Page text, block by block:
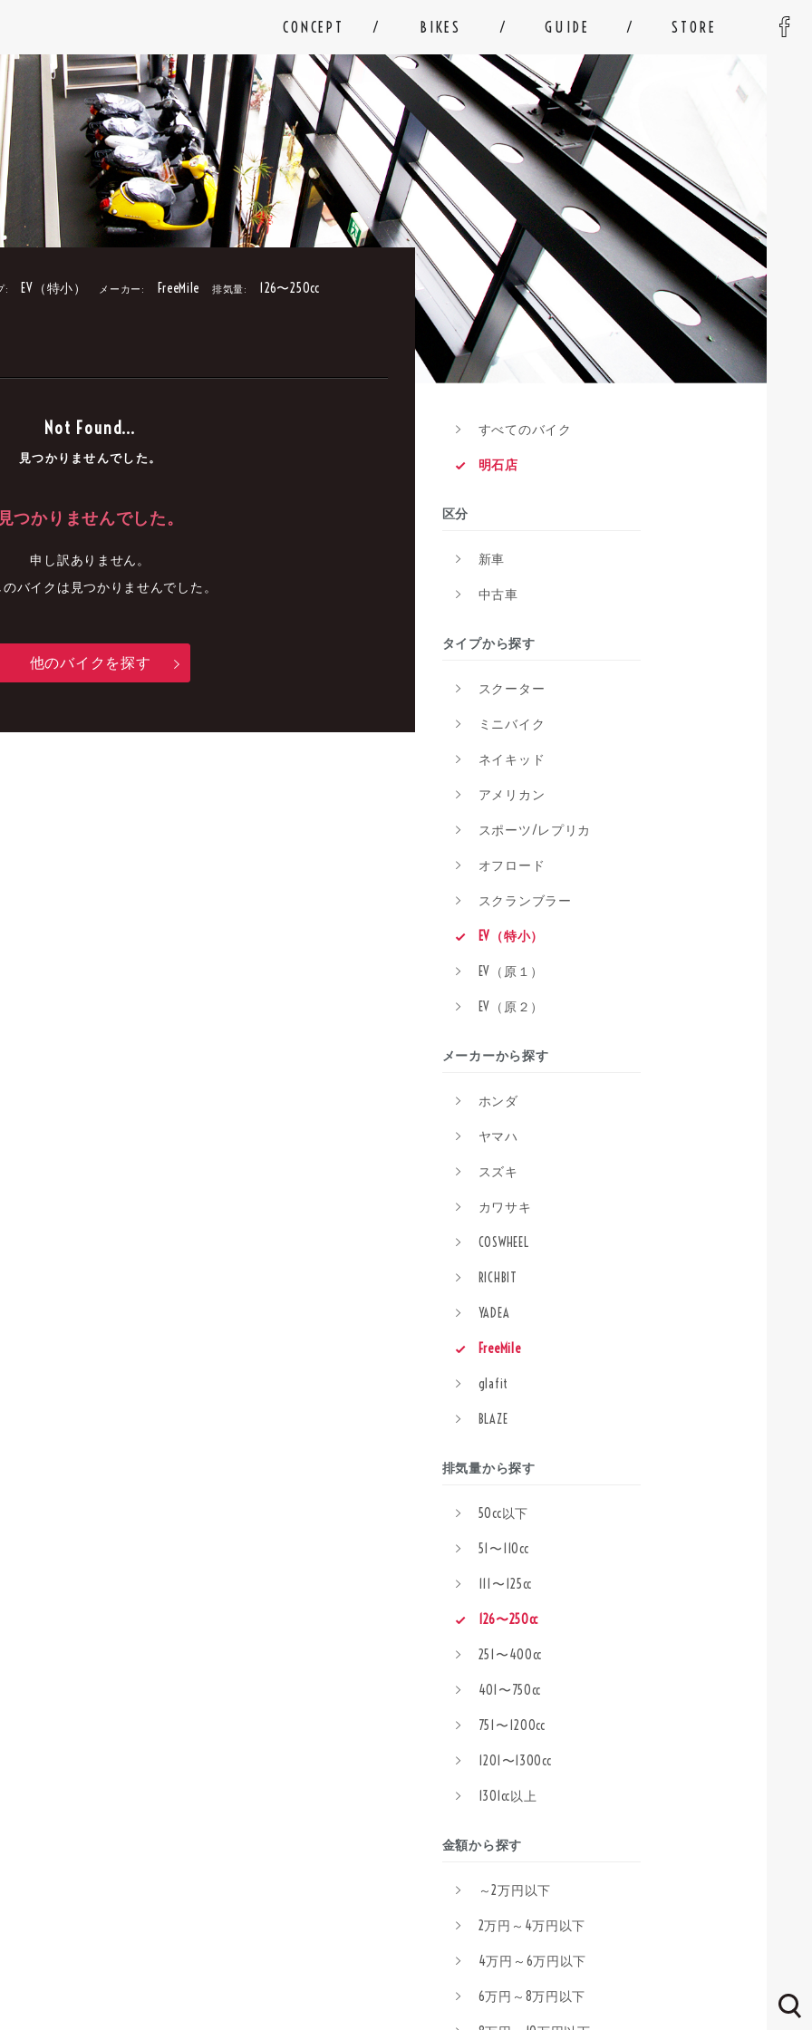
CONCEPT BIKES GUIDE STORE
: EV（特小） メーカー: FreeMile 排気量: 126〜250cc
Not Found...
見つかりませんでした。
見つかりませんでした。
申し訳ありません。
バイクは見つかりませんでした。
他のバイクを探す
すべてのバイク
明石店
区分
新車
中古車
タイプから探す
スクーター
ミニバイク
ネイキッド
アメリカン
スポーツ/レプリカ
オフロード
スクランブラー
EV（特小）
EV（原１）
EV（原２）
メーカーから探す
ホンダ
ヤマハ
スズキ
カワサキ
COSWHEEL
RICHBIT
YADEA
FreeMile
glafit
BLAZE
排気量から探す
50cc以下
51〜110cc
111〜125cc
126〜250cc
251〜400cc
401〜750cc
751〜1200cc
1201〜1300cc
1301cc以上
金額から探す
～2万円以下
2万円～4万円以下
4万円～6万円以下
6万円～8万円以下
中古車